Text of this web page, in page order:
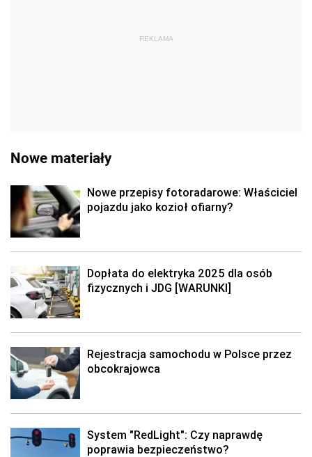
REKLAMA
Nowe materiały
Nowe przepisy fotoradarowe: Właściciel
pojazdu jako kozioł ofiarny?
Dopłata do elektryka 2025 dla osób
fizycznych i JDG [WARUNKI]
Rejestracja samochodu w Polsce przez
obcokrajowca
System "RedLight": Czy naprawdę
poprawia bezpieczeństwo?